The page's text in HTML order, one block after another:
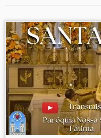
Acesse Também
Contato